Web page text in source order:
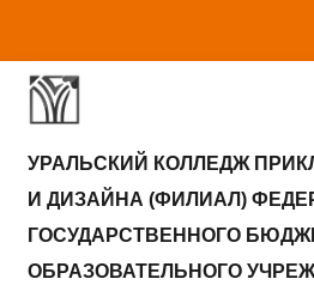
УРАЛЬСКИЙ КОЛЛЕДЖ
И ДИЗАЙНА (ФИЛИАЛ)
ГОСУДАРСТВЕННОГО
ОБРАЗОВАТЕЛЬНОГО